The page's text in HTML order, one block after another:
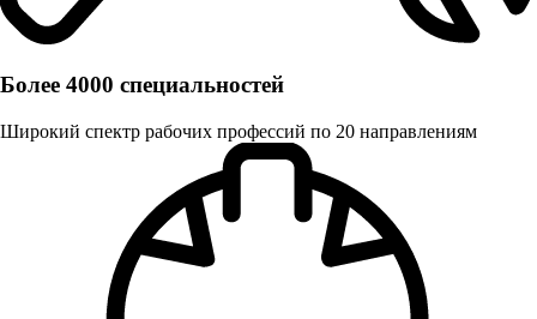
Более 4000 специальностей
Широкий спектр рабочих профессий по 20 направлениям